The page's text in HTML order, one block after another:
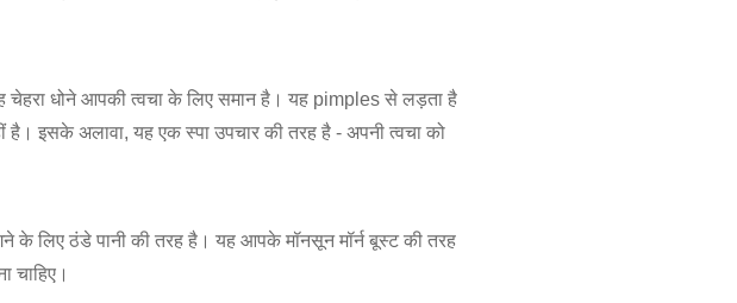
चेहरा धोने आपकी त्वचा के लिए समान है। यह pimples से लड़ता है
है। इसके अलावा, यह एक स्पा उपचार की तरह है - अपनी त्वचा को
लिए ठंडे पानी की तरह है। यह आपके मॉनसून मॉर्न बूस्ट की तरह
चाहिए।